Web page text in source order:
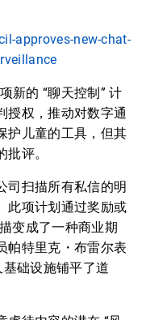
approves-new-chat-
新的 “聊天控制” 计
授权，推动对数字通
护儿童的工具，但其
评。
司扫描所有私信的明
此项计划通过奖励或
变成了一种商业期
帕特里克・布雷尔表
础设施铺平了道